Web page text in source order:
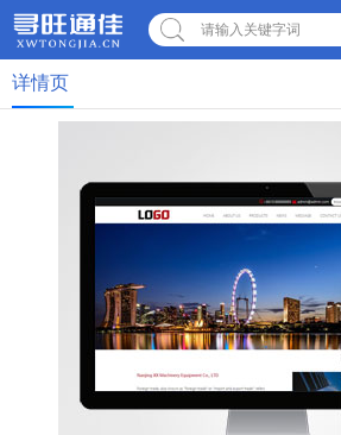
请输入关键字词
详情页